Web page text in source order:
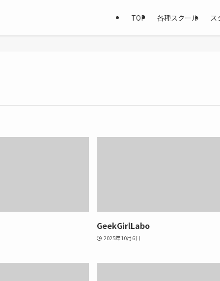
TOP 各種スクール ス
GeekGirlLabo
2025年10月6日